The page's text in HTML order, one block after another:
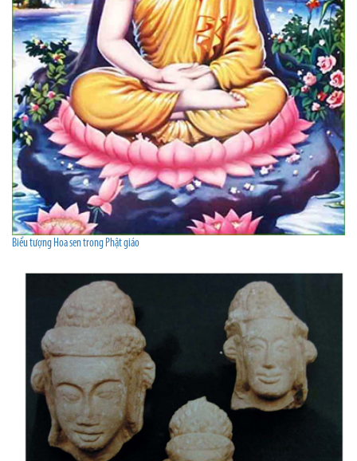
Biểu tượng Hoa sen trong Phật giáo